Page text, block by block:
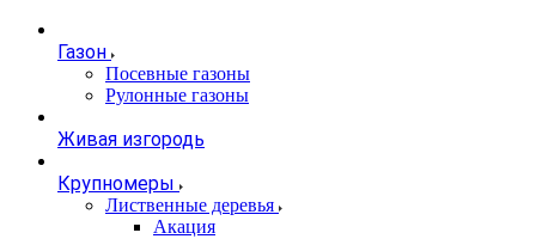
Газон
Посевные газоны
Рулонные газоны
Живая изгородь
Крупномеры
Лиственные деревья
Акация